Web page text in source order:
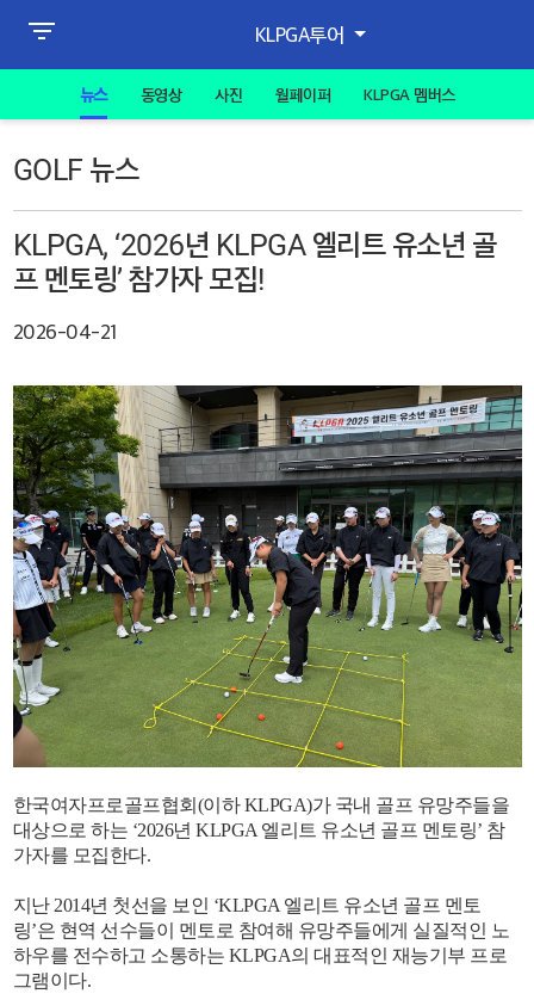
KLPGA투어
뉴스 동영상 사진 월페이퍼 KLPGA 멤버스
GOLF 뉴스
KLPGA, ‘2026년 KLPGA 엘리트 유소년 골
프 멘토링’ 참가자 모집!
2026-04-21
한국여자프로골프협회(이하 KLPGA)가 국내 골프 유망주들을
대상으로 하는 ‘2026년 KLPGA 엘리트 유소년 골프 멘토링’ 참
가자를 모집한다.
지난 2014년 첫선을 보인 ‘KLPGA 엘리트 유소년 골프 멘토
링’은 현역 선수들이 멘토로 참여해 유망주들에게 실질적인 노
하우를 전수하고 소통하는 KLPGA의 대표적인 재능기부 프로
그램이다.